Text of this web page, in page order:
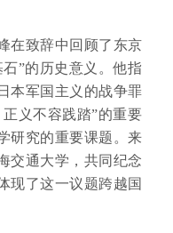
在致辞中回顾了东京
”的历史意义。他指
本军国主义的战争罪
义不容践踏”的重要
研究的重要课题。来
交通大学，共同纪念
现了这一议题跨越国